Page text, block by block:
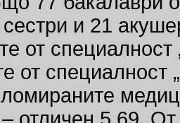
и 21
от
от